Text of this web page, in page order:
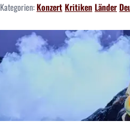
Kategorien:KonzertKritikenLänder